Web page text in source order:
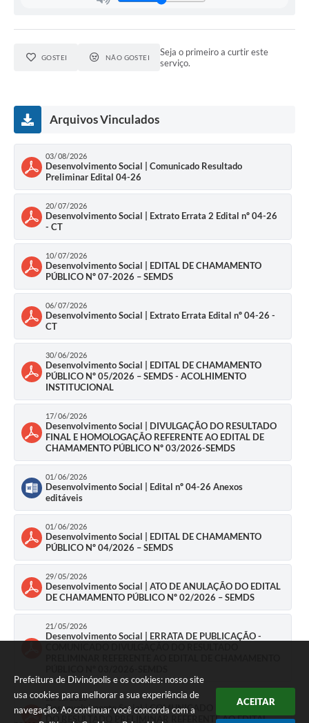
Prefeitura de Divinópolis e os cookies: nosso site
usa cookies para melhorar a sua experiência de
navegação. Ao continuar você concorda com a
ACEITAR
GOSTEI NÃO GOSTEI
Seja o primeiro a curtir este
serviço.
Arquivos Vinculados
03/08/2026
Desenvolvimento Social | Comunicado Resultado
Preliminar Edital 04-26
20/07/2026
Desenvolvimento Social | Extrato Errata 2 Edital nº 04-26
- CT
10/07/2026
Desenvolvimento Social | EDITAL DE CHAMAMENTO
PÚBLICO Nº 07-2026 – SEMDS
06/07/2026
Desenvolvimento Social | Extrato Errata Edital nº 04-26 -
CT
30/06/2026
Desenvolvimento Social | EDITAL DE CHAMAMENTO
PÚBLICO Nº 05/2026 – SEMDS - ACOLHIMENTO
INSTITUCIONAL
17/06/2026
Desenvolvimento Social | DIVULGAÇÃO DO RESULTADO
FINAL E HOMOLOGAÇÃO REFERENTE AO EDITAL DE
CHAMAMENTO PÚBLICO Nº 03/2026-SEMDS
01/06/2026
Desenvolvimento Social | Edital nº 04-26 Anexos
editáveis
01/06/2026
Desenvolvimento Social | EDITAL DE CHAMAMENTO
PÚBLICO Nº 04/2026 – SEMDS
29/05/2026
Desenvolvimento Social | ATO DE ANULAÇÃO DO EDITAL
DE CHAMAMENTO PÚBLICO Nº 02/2026 – SEMDS
21/05/2026
Desenvolvimento Social | ERRATA DE PUBLICAÇÃO -
20/05/2026
Desenvolvimento Social | COMUNICADO DIVULGAÇÃO
DO RESULTADO PRELIMINAR REFERENTE AO EDITAL